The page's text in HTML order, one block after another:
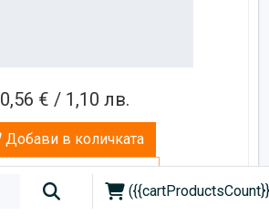
0,56 € / 1,10 лв.
Добави в количката
Добавен в количката